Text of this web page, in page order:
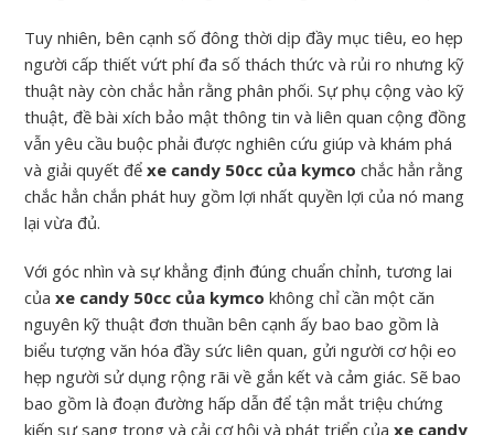
Tuy nhiên, bên cạnh số đông thời dịp đầy mục tiêu, eo hẹp
người cấp thiết vứt phí đa số thách thức và rủi ro nhưng kỹ
thuật này còn chắc hẳn rằng phân phối. Sự phụ cộng vào kỹ
thuật, đề bài xích bảo mật thông tin và liên quan cộng đồng
vẫn yêu cầu buộc phải được nghiên cứu giúp và khám phá
và giải quyết đểxe candy 50cc của kymco chắc hẳn rằng
chắc hẳn chắn phát huy gồm lợi nhất quyền lợi của nó mang
lại vừa đủ.
Với góc nhìn và sự khẳng định đúng chuẩn chỉnh, tương lai
củaxe candy 50cc của kymco không chỉ cần một căn
nguyên kỹ thuật đơn thuần bên cạnh ấy bao bao gồm là
biểu tượng văn hóa đầy sức liên quan, gửi người cơ hội eo
hẹp người sử dụng rộng rãi về gắn kết và cảm giác. Sẽ bao
bao gồm là đoạn đường hấp dẫn để tận mắt triệu chứng
kiến sự sang trọng và cải cơ hội và phát triển củaxe candy